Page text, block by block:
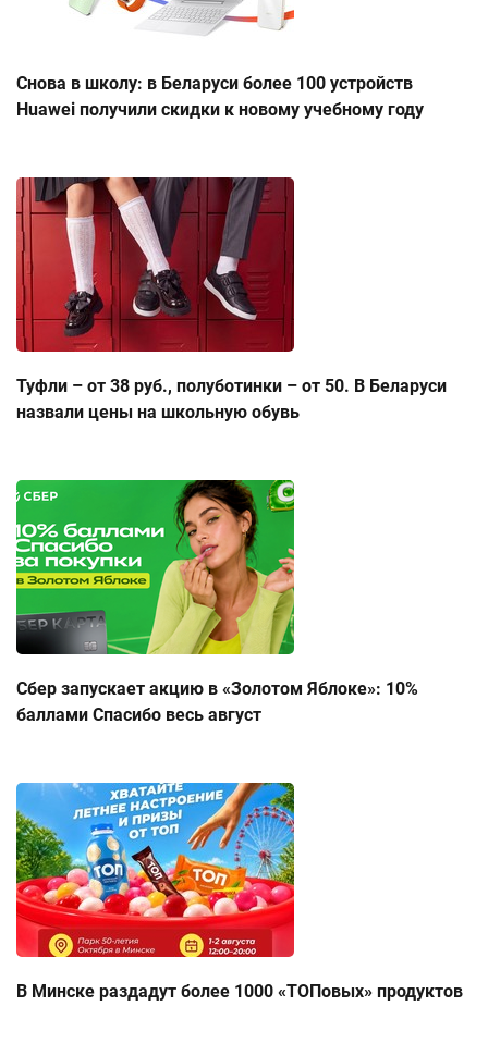
Снова в школу: в Беларуси более 100 устройств
Huawei получили скидки к новому учебному году
Туфли – от 38 руб., полуботинки – от 50. В Беларуси
назвали цены на школьную обувь
Сбер запускает акцию в «Золотом Яблоке»: 10%
баллами Спасибо весь август
В Минске раздадут более 1000 «ТОПовых» продуктов